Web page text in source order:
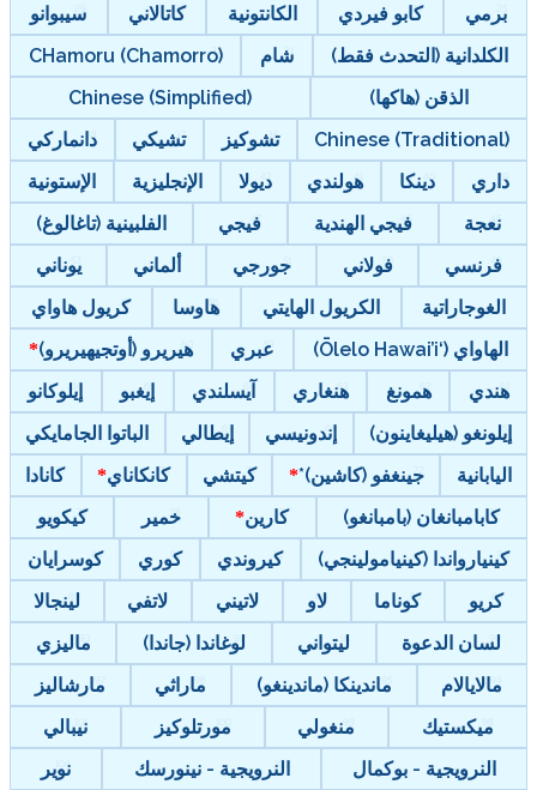
برمي
كابو فيردي الكانتونية كاتالاني
سيبوانو
الكلدانية (التحدث فقط)
شام
CHamoru (Chamorro)
الذقن (هاكها)
Chinese (Simplified)
Chinese (Traditional)
تشوكيز تشيكي
دانماركي
داري
دينكا هولندي ديولا الإنجليزية
الإستونية
نعجة
فيجي الهندية فيجي
الفلبينية (تاغالوغ)
فرنسي
فولاني جورجي ألماني
يوناني
الغوجاراتية
الكريول الهايتي هاوسا
كريول هاواي
الهاواي (‘Ōlelo Hawai’i)
عبري
هيريرو (أوتجيهيريرو)
هندي
همونغ هنغاري آيسلندي إيغبو
إيلوكانو
إيلونغو (هيليغاينون)
إندونيسي إيطالي
الباتوا الجامايكي
اليابانية
جينغفو (كاشين)* كيتشي كانكاناي
كانادا
كابامبانغان (بامبانغو)
كارين خمير
كيكويو
كينيارواندا (كينيامولينجي)
كيروندي كوري
كوسرايان
كريو
كوناما لاو لاتيني لاتفي
لينجالا
لسان الدعوة
ليتواني لوغاندا (جاندا)
ماليزي
مالايالام
ماندينكا (ماندينغو) ماراثي
مارشاليز
ميكستيك
منغولي مورتلوكيز
نيبالي
النرويجية - بوكمال
النرويجية - نينورسك
نوير